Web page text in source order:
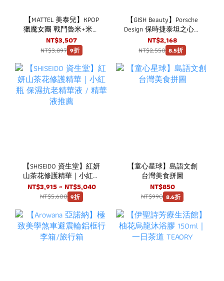
【MATTEL 美泰兒】KPOP
獵魔女團 戰鬥魯米+米拉
+佐伊 strc
NT$3,507
NT$3,897 9折
【GISH Beauty】Porsche
Design 保時捷泰坦之心男
性淡香水 50ml
NT$2,168
NT$2,550 8.5折
【SHISEIDO 資生堂】紅妍
山茶花修護精華｜小紅瓶
保濕抗老精華液 / 精華液
推薦
NT$3,915 ~ NT$5,040
NT$5,600 9折
【童心星球】島語文創
台灣美食拼圖
NT$850
NT$990 8.6折